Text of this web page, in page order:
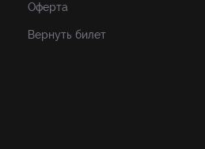
Оферта
Вернуть билет